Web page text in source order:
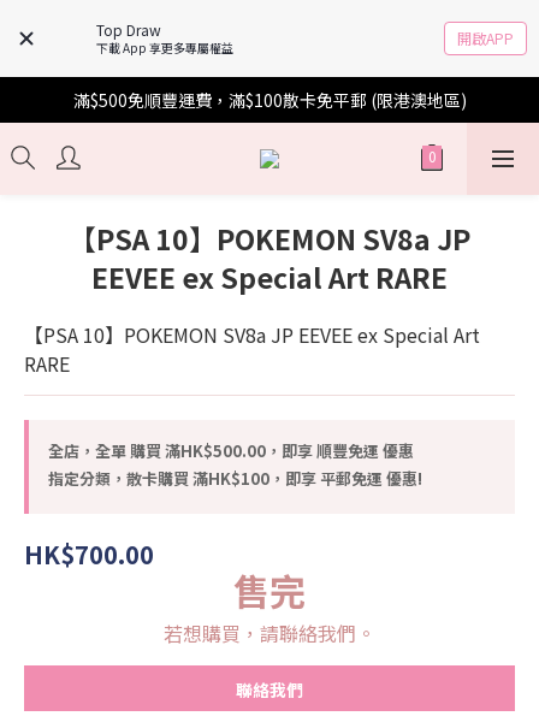
Top Draw
下載 App 享更多專屬權益 開啟APP
滿$500免順豐運費，滿$100散卡免平郵 (限港澳地區)
【PSA 10】POKEMON SV8a JP
EEVEE ex Special Art RARE
【PSA 10】POKEMON SV8a JP EEVEE ex Special Art
RARE
全店，全單 購買 滿HK$500.00，即享 順豐免運 優惠
指定分類，散卡購買 滿HK$100，即享 平郵免運 優惠!
HK$700.00
售完
若想購買，請聯絡我們。
聯絡我們